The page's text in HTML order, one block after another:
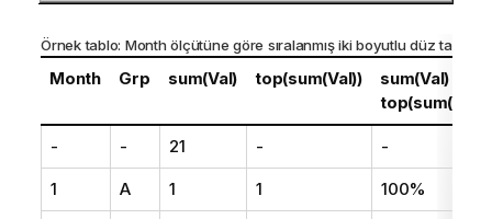
Örnek tablo: Month ölçütüne göre sıralanmış iki boyutlu düz tablo
Month Grp sum(Val) top(sum(Val))
sum(Val) /
top(sum(Val))
- - 21 - -
1 A 1 1 100%